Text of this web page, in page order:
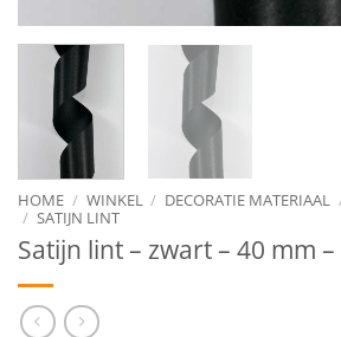
HOME / WINKEL / DECORATIE MATERIAAL
/ SATIJN LINT
Satijn lint – zwart – 40 mm